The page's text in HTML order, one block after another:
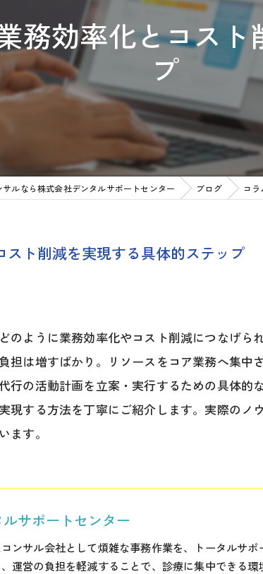
新規開業サポート
務効率化とコス
プ
サルなら株式会社デンタルサポートセンター ブログ コラ
ト削減を実現する具体的ステップ
のように業務効率化やコスト削減につなげ
担は増すばかり。リソースをコア業務へ集
行の活動計画を立案・実行するための具体
現する方法を丁寧にご紹介します。実際の
ます。
サポートセンター
ンサル会社として煩雑な事務作業を、トータルサ
運営の負担を軽減することで、診療に集中できる環